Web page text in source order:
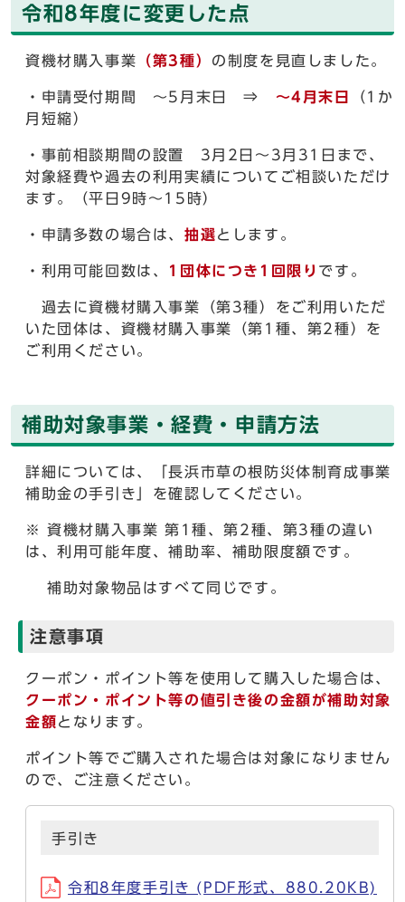
令和8年度に変更した点
資機材購入事業 （第3種） の制度を見直しました。
・申請受付期間 ～5月末日 ⇒ ～4月末日
（1か
月短縮）
・事前相談期間の設置 3月2日～3月31日まで、
対象経費や過去の利用実績についてご相談いただけ
ます。（平日9時～15時）
・申請多数の場合は、 抽選とします。
・利用可能回数は、 1 団体につき1回限り です。
過去に資機材購入事業（第3種）をご利用いただ
いた団体は、資機材購入事業（第1種、第2種）を
ご利用ください。
補助対象事業・経費・申請方法
詳細については、「長浜市草の根防災体制育成事業
補助金の手引き」を確認してください。
※ 資機材購入事業 第1種、第2種、第3種の違い
は、利用可能年度、補助率、補助限度額です。
補助対象物品はすべて同じです。
注意事項
クーポン・ポイント等を使用して購入した場合は、
クーポン・ポイント等の値引き後の金額が補助対象
金額となります。
ポイント等でご購入された場合は対象になりません
ので、ご注意ください。
手引き
令和8年度手引き (PDF形式、880.20KB)